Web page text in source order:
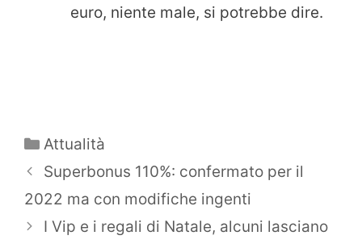
euro, niente male, si potrebbe dire.
Categorie
Attualità
Superbonus 110%: confermato per il
2022 ma con modifiche ingenti
I Vip e i regali di Natale, alcuni lasciano